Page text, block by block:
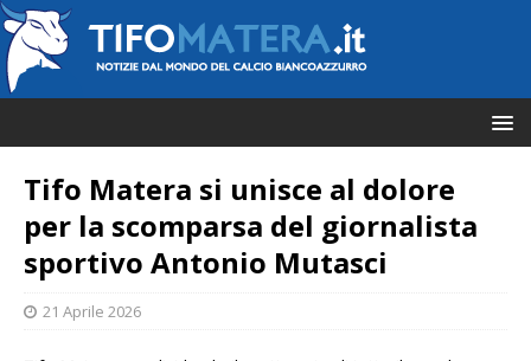
Tifo Matera si unisce al dolore
per la scomparsa del giornalista
sportivo Antonio Mutasci
21 Aprile 2026